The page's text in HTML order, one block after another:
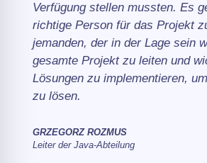
Verfügung stellen mussten. Es
richtige Person für das Projekt
jemanden, der in der Lage sein
gesamte Projekt zu leiten und
Lösungen zu implementieren,
zu lösen.
GRZEGORZ ROZMUS
Leiter der Java-Abteilung